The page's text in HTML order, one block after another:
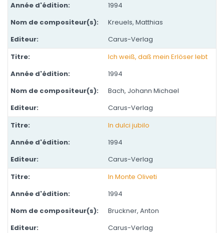
1994
Kreuels, Matthias
Carus-Verlag
Ich weiß, daß mein Erlöser lebt
1994
Bach, Johann Michael
Carus-Verlag
In dulci jubilo
1994
Carus-Verlag
In Monte Oliveti
1994
Bruckner, Anton
Carus-Verlag